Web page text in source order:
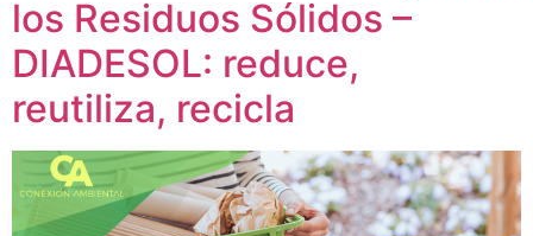
los Residuos Sólidos –
DIADESOL: reduce,
reutiliza, recicla